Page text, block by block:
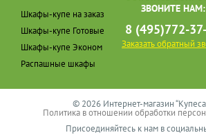
Шкафы-купе на заказ
Шкафы-купе Готовые
Шкафы-купе Эконом
Распашные шкафы
ЗВОНИТЕ НАМ:
8 (495)772-
Заказать обратный
© 2026 Интернет-магазин
Политика в отношении обработки
Присоединяйтесь к нам в